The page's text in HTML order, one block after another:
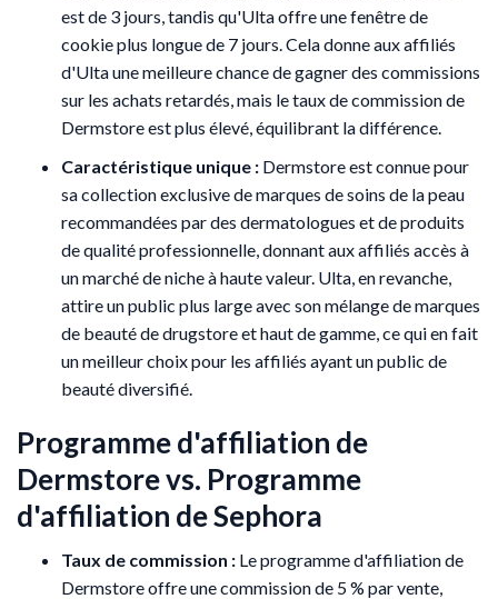
est de 3 jours, tandis qu'Ulta offre une fenêtre de
cookie plus longue de 7 jours. Cela donne aux affiliés
d'Ulta une meilleure chance de gagner des commissions
sur les achats retardés, mais le taux de commission de
Dermstore est plus élevé, équilibrant la différence.
Caractéristique unique : Dermstore est connue pour
sa collection exclusive de marques de soins de la peau
recommandées par des dermatologues et de produits
de qualité professionnelle, donnant aux affiliés accès à
un marché de niche à haute valeur. Ulta, en revanche,
attire un public plus large avec son mélange de marques
de beauté de drugstore et haut de gamme, ce qui en fait
un meilleur choix pour les affiliés ayant un public de
beauté diversifié.
Programme d'affiliation de
Dermstore vs. Programme
d'affiliation de Sephora
Taux de commission : Le programme d'affiliation de
Dermstore offre une commission de 5 % par vente,